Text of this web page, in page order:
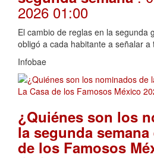
2026 01:00
El cambio de reglas en la segunda
obligó a cada habitante a señalar a
Infobae
¿Quiénes son los
la segunda semana
de los Famosos